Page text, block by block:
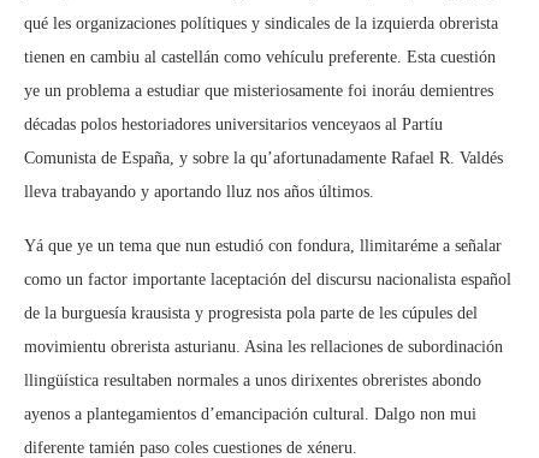
qué les organizaciones polítiques y sindicales de la izquierda obrerista
tienen en cambiu al castellán como vehículu preferente. Esta cuestión
ye un problema a estudiar que misteriosamente foi inoráu demientres
décadas polos hestoriadores universitarios venceyaos al Partíu
Comunista de España, y sobre la qu’afortunadamente Rafael R. Valdés
lleva trabayando y aportando lluz nos años últimos.
Yá que ye un tema que nun estudió con fondura, llimitaréme a señalar
como un factor importante laceptación del discursu nacionalista español
de la burguesía krausista y progresista pola parte de les cúpules del
movimientu obrerista asturianu. Asina les rellaciones de subordinación
llingüística resultaben normales a unos dirixentes obreristes abondo
ayenos a plantegamientos d’emancipación cultural. Dalgo non mui
diferente tamién paso coles cuestiones de xéneru.